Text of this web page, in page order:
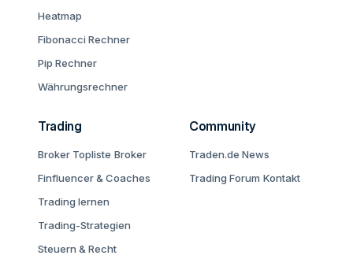
Heatmap
Fibonacci Rechner
Pip Rechner
Währungsrechner
Trading
Broker Topliste Broker
Finfluencer & Coaches
Trading lernen
Trading-Strategien
Steuern & Recht
Community
Traden.de News
Trading Forum Kontakt